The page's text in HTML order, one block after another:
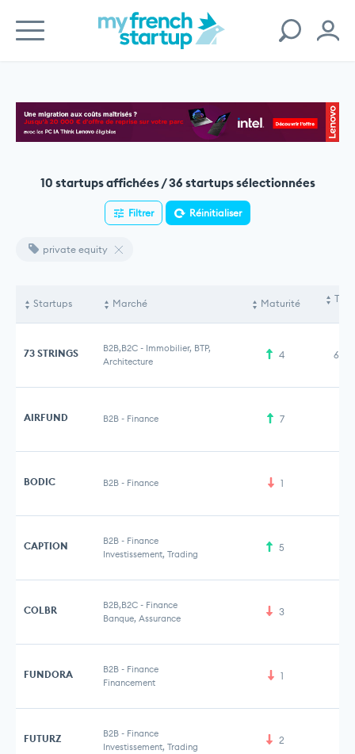
10 startups affichées / 36 startups sélectionnées
Filtrer Réinitialiser
private equity
Startups Marché Maturité
73 STRINGS B2B,B2C - Immobilier, BTP,
Architecture
4
AIRFUND B2B - Finance 7
BODIC B2B - Finance 1
CAPTION B2B - Finance
Investissement, Trading
5
COLBR B2B,B2C - Finance
Banque, Assurance
3
FUNDORA B2B - Finance
Financement
1
FUTURZ B2B - Finance
Investissement, Trading
2